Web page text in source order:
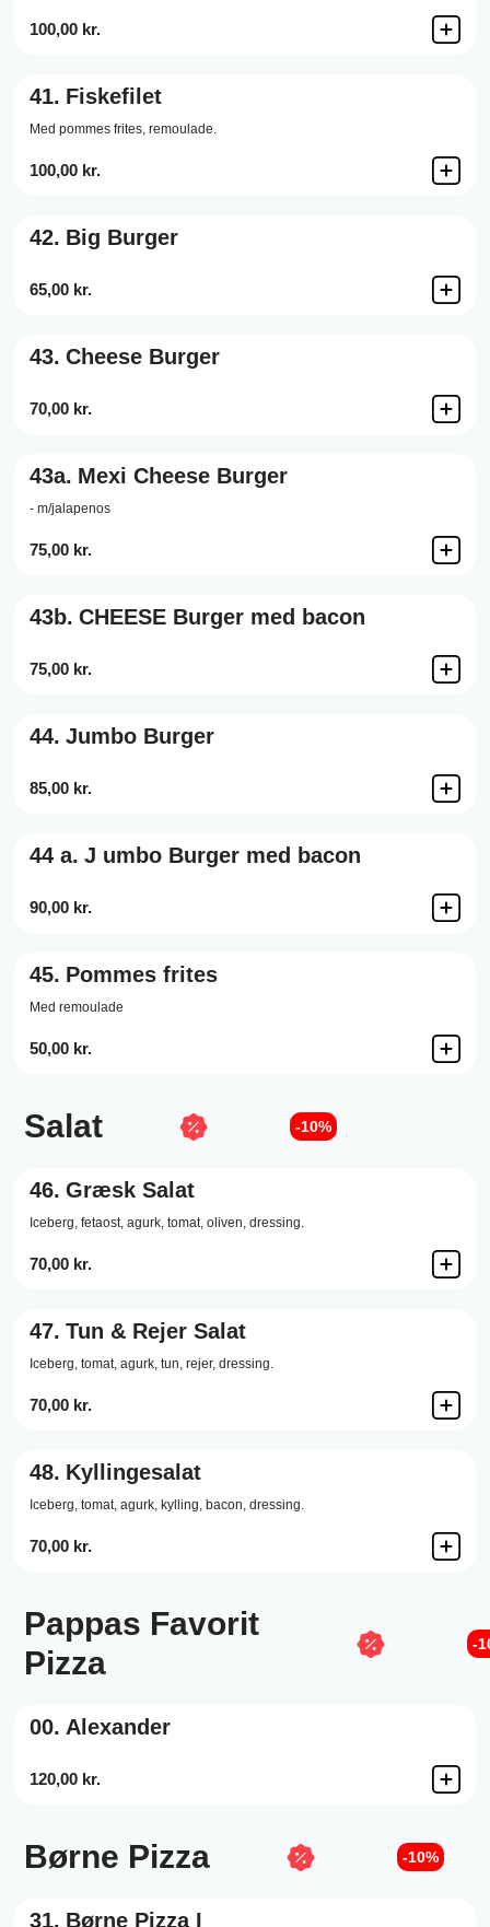
100,00 kr.
41. Fiskefilet
Med pommes frites, remoulade.
100,00 kr.
42. Big Burger
65,00 kr.
43. Cheese Burger
70,00 kr.
43a. Mexi Cheese Burger
- m/jalapenos
75,00 kr.
43b. CHEESE Burger med bacon
75,00 kr.
44. Jumbo Burger
85,00 kr.
44 a. J umbo Burger med bacon
90,00 kr.
45. Pommes frites
Med remoulade
50,00 kr.
Salat -10%
46. Græsk Salat
Iceberg, fetaost, agurk, tomat, oliven, dressing.
70,00 kr.
47. Tun & Rejer Salat
Iceberg, tomat, agurk, tun, rejer, dressing.
70,00 kr.
48. Kyllingesalat
Iceberg, tomat, agurk, kylling, bacon, dressing.
70,00 kr.
Pappas Favorit
Pizza
-
00. Alexander
120,00 kr.
Børne Pizza -10%
31. Børne Pizza I